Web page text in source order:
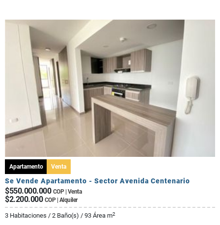
Apartamento Venta
Se Vende Apartamento - Sector Avenida Centenario
$550.000.000 COP | Venta
$2.200.000 COP | Alquiler
3 Habitaciones / 2 Baño(s) / 93 Área m2